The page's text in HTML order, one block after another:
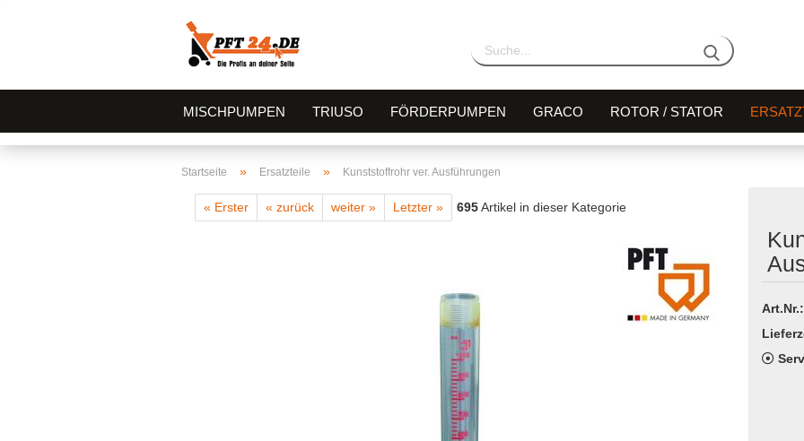
MISCHPUMPEN TRIUSO FÖRDERPUMPEN GRACO ROTOR / STATOR
Startseite » Ersatzteile » Kunststoffrohr ver. Ausführungen
« Erster « zurück weiter » Letzter » 695Artikel in dieser Kategorie
Art.Nr.: